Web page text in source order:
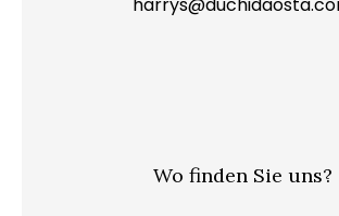
Wo finden Sie uns?